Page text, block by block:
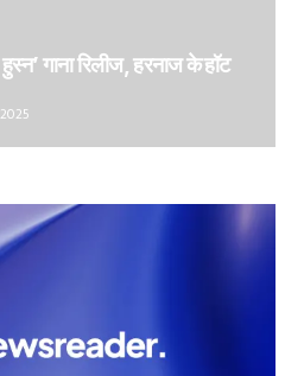
गाना रिलीज, हरनाज के हॉट